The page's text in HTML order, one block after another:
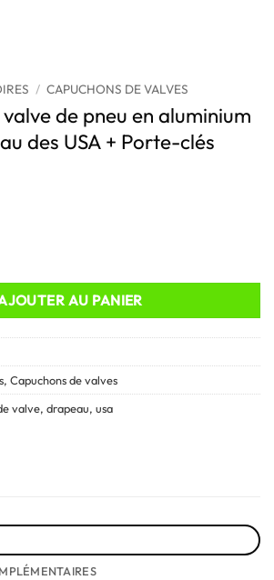
/ CAPUCHONS DE VALVES
de pneu en aluminium
des USA + Porte-clés
AU PANIER
, Capuchons de valves
valve, drapeau, usa